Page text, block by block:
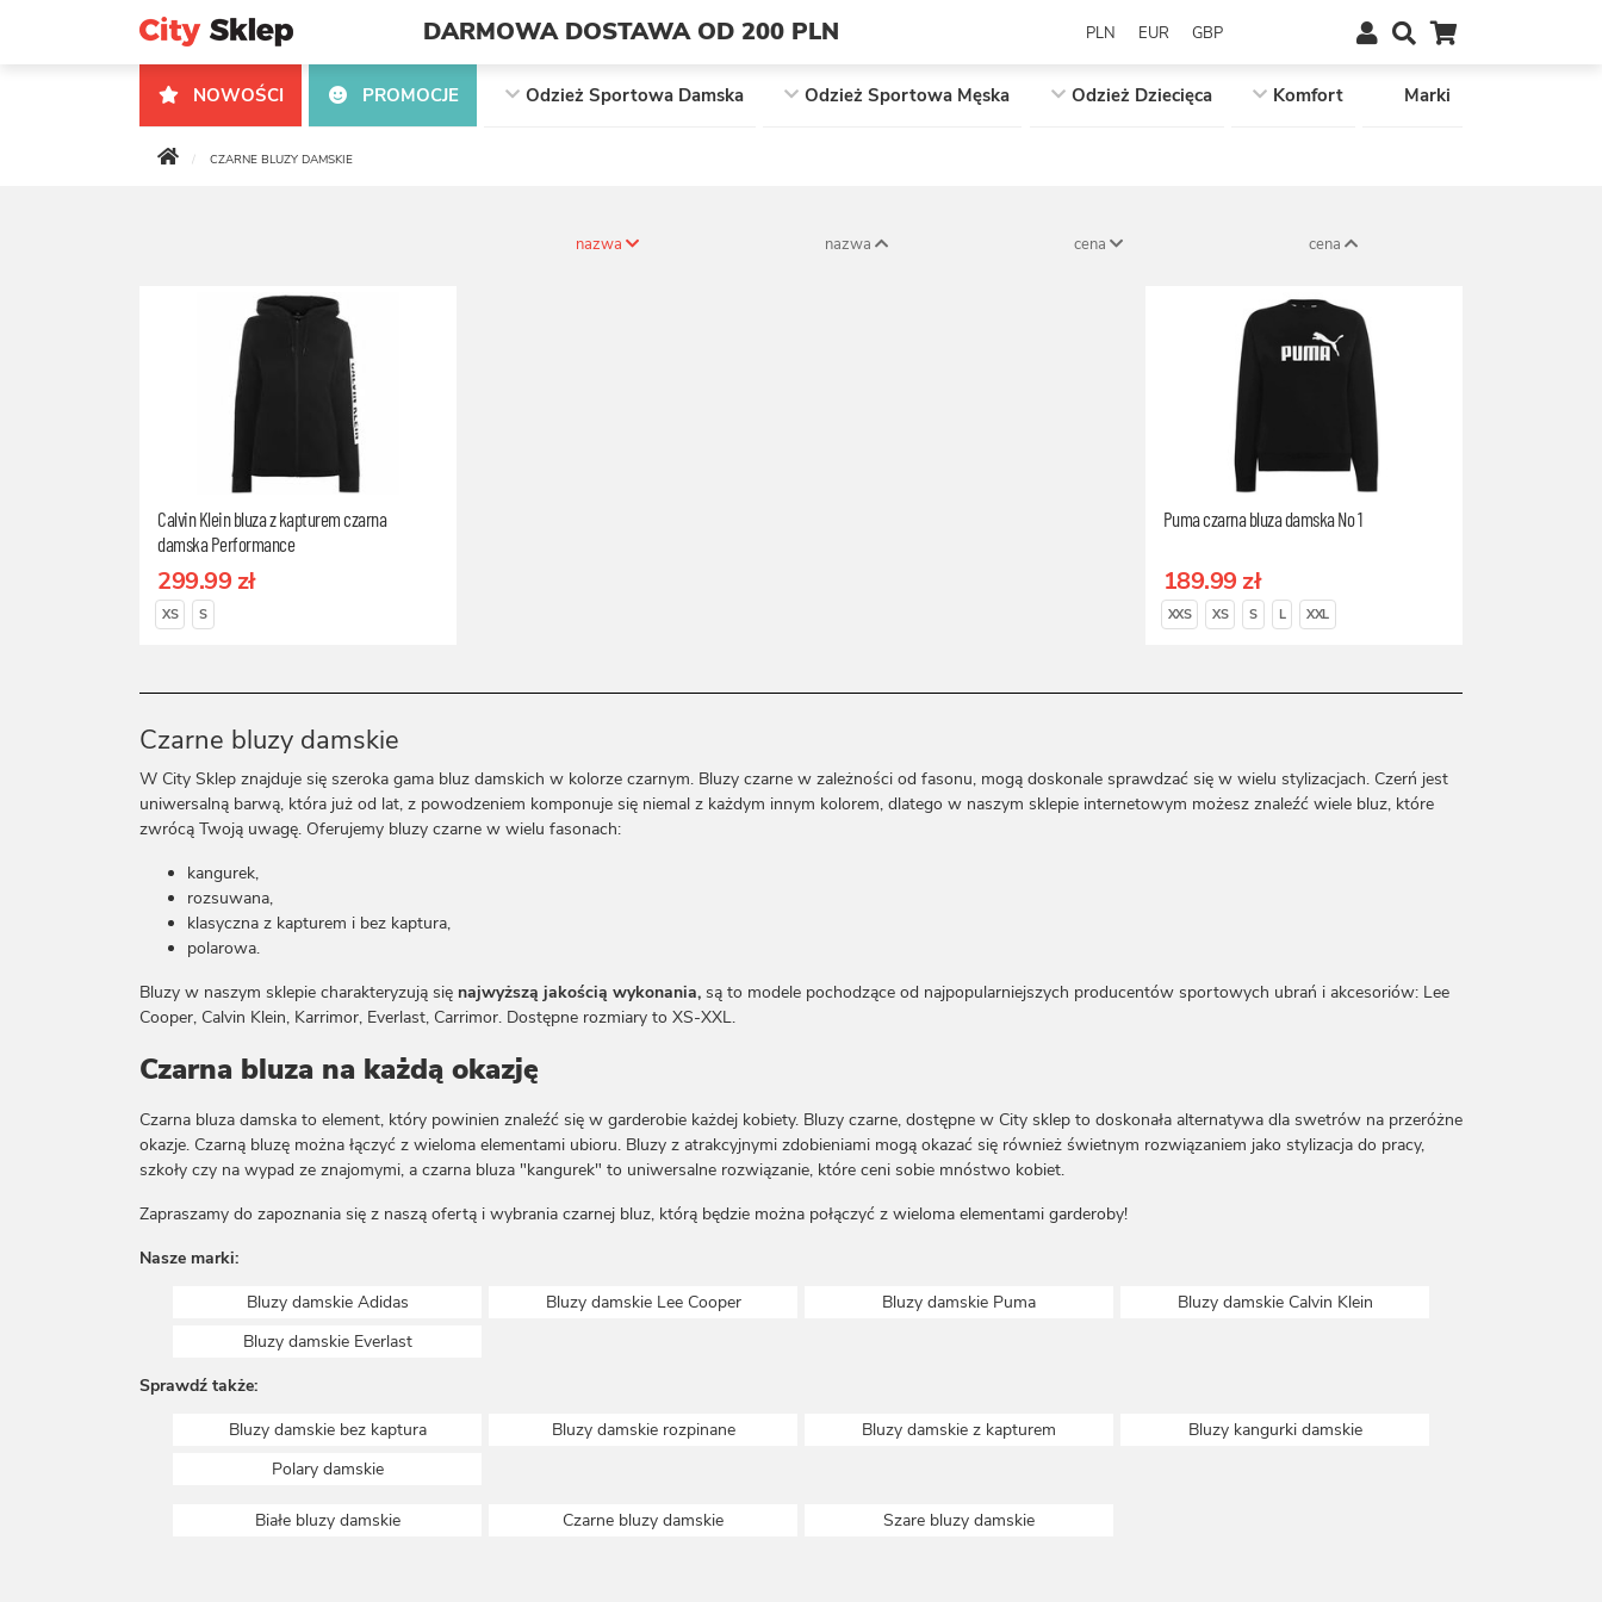
DARMOWA DOSTAWA OD 200 PLN PLN EUR GBP
NOWOŚCI PROMOCJE Odzież Sportowa Damska Odzież Sportowa Męska Odzież Dziecięca Komfort Marki
CZARNE BLUZY DAMSKIE
nazwa nazwa cena cena
Calvin Klein bluza z kapturem czarna
damska Performance
299.99 zł
XS S
Puma czarna bluza damska No 1
189.99 zł
XXS XS S L XXL
Czarne bluzy damskie
W City Sklep znajduje się szeroka gama bluz damskich w kolorze czarnym. Bluzy czarne w zależności od fasonu, mogą doskonale sprawdzać się w wielu stylizacjach. Czerń jest
uniwersalną barwą, która już od lat, z powodzeniem komponuje się niemal z każdym innym kolorem, dlatego w naszym sklepie internetowym możesz znaleźć wiele bluz, które
zwrócą Twoją uwagę. Oferujemy bluzy czarne w wielu fasonach:
kangurek,
rozsuwana,
klasyczna z kapturem i bez kaptura,
polarowa.
Bluzy w naszym sklepie charakteryzują się najwyższą jakością wykonania, są to modele pochodzące od najpopularniejszych producentów sportowych ubrań i akcesoriów: Lee
Cooper, Calvin Klein, Karrimor, Everlast, Carrimor. Dostępne rozmiary to XS-XXL.
Czarna bluza na każdą okazję
Czarna bluza damska to element, który powinien znaleźć się w garderobie każdej kobiety. Bluzy czarne, dostępne w City sklep to doskonała alternatywa dla swetrów na przeróżne
okazje. Czarną bluzę można łączyć z wieloma elementami ubioru. Bluzy z atrakcyjnymi zdobieniami mogą okazać się również świetnym rozwiązaniem jako stylizacja do pracy,
szkoły czy na wypad ze znajomymi, a czarna bluza "kangurek" to uniwersalne rozwiązanie, które ceni sobie mnóstwo kobiet.
Zapraszamy do zapoznania się z naszą ofertą i wybrania czarnej bluz, którą będzie można połączyć z wieloma elementami garderoby!
Nasze marki:
Bluzy damskie Adidas
Bluzy damskie Lee Cooper Bluzy damskie Puma
Bluzy damskie Calvin Klein
Bluzy damskie Everlast
Sprawdź także:
Bluzy damskie bez kaptura
Bluzy damskie rozpinane Bluzy damskie z kapturem
Bluzy kangurki damskie
Polary damskie
Białe bluzy damskie Czarne bluzy damskie Szare bluzy damskie